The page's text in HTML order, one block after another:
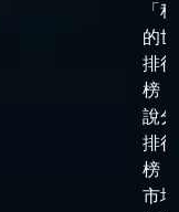
「
的
排行
榜
說
排行
榜
市